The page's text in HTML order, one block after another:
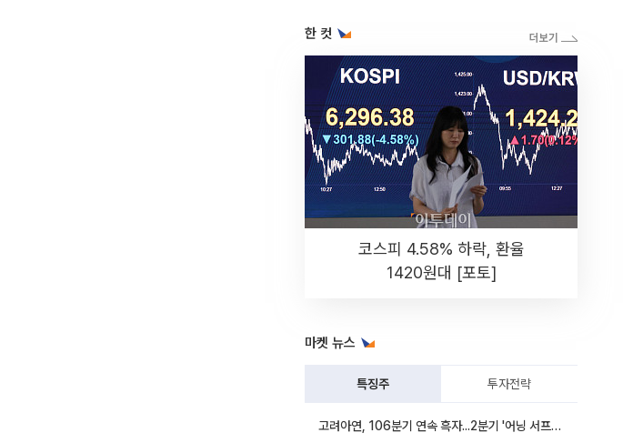
한 컷
코스피 4.58% 하락, 환율
1420원대 [포토]
마켓 뉴스
특징주 투자전략
고려아연, 106분기 연속 흑자...2분기 '어닝 서프라이즈'에 장 초반 12%대 강세